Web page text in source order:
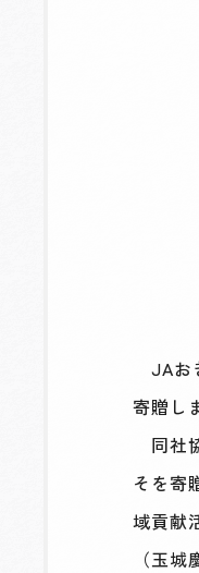
JAお
寄贈し
同社
そを寄
域貢献
（玉城